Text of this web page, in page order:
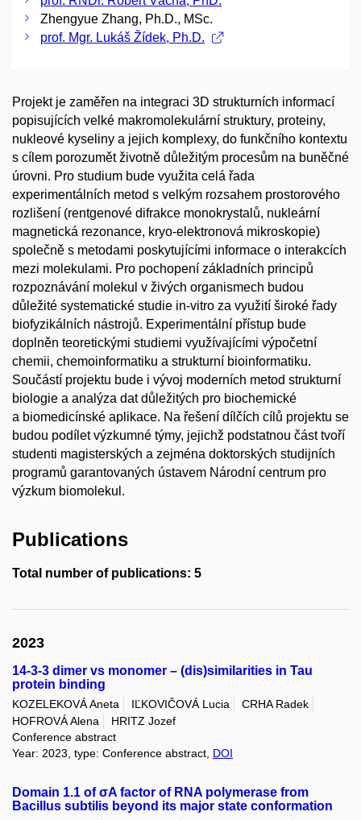
Zhengyue Zhang, Ph.D., MSc.
prof. Mgr. Lukáš Žídek, Ph.D.
Projekt je zaměřen na integraci 3D strukturních informací
popisujících velké makromolekulární struktury, proteiny,
nukleové kyseliny a jejich komplexy, do funkčního kontextu
s cílem porozumět životně důležitým procesům na buněčné
úrovni. Pro studium bude využita celá řada
experimentálních metod s velkým rozsahem prostorového
rozlišení (rentgenové difrakce monokrystalů, nukleární
magnetická rezonance, kryo-elektronová mikroskopie)
společně s metodami poskytujícími informace o interakcích
mezi molekulami. Pro pochopení základních principů
rozpoznávání molekul v živých organismech budou
důležité systematické studie in-vitro za využití široké řady
biofyzikálních nástrojů. Experimentální přístup bude
doplněn teoretickými studiemi využívajícími výpočetní
chemii, chemoinformatiku a strukturní bioinformatiku.
Součástí projektu bude i vývoj moderních metod strukturní
biologie a analýza dat důležitých pro biochemické
a biomedicínské aplikace. Na řešení dílčích cílů projektu se
budou podílet výzkumné týmy, jejichž podstatnou část tvoří
studenti magisterských a zejména doktorských studijních
programů garantovaných ústavem Národní centrum pro
výzkum biomolekul.
Publications
Total number of publications: 5
2023
14-3-3 dimer vs monomer – (dis)similarities in Tau
protein binding
KOZELEKOVÁ Aneta IĽKOVIČOVÁ Lucia
CRHA Radek
HOFROVÁ Alena
HRITZ Jozef
Conference abstract
Year: 2023, type: Conference abstract, DOI
Domain 1.1 of σA factor of RNA polymerase from
Bacillus subtilis beyond its major state conformation